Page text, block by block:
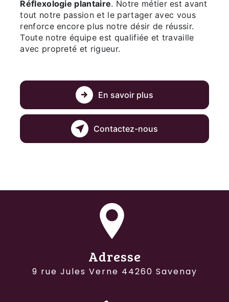
Réflexologie plantaire. Notre métier est avant
tout notre passion et le partager avec vous
renforce encore plus notre désir de réussir.
Toute notre équipe est qualifiée et travaille
avec propreté et rigueur.
En savoir plus
Contactez-nous
Adresse
9 rue Jules Verne 44260 Savenay